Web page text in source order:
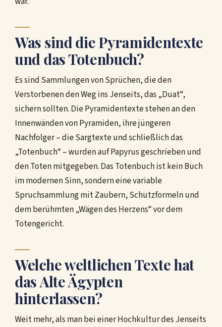
Was sind die Pyramidentexte
und das Totenbuch?
Es sind Sammlungen von Sprüchen, die den
Verstorbenen den Weg ins Jenseits, das „Duat“,
sichern sollten. Die Pyramidentexte stehen an den
Innenwänden von Pyramiden, ihre jüngeren
Nachfolger – die Sargtexte und schließlich das
„Totenbuch“ – wurden auf Papyrus geschrieben und
den Toten mitgegeben. Das Totenbuch ist kein Buch
im modernen Sinn, sondern eine variable
Spruchsammlung mit Zaubern, Schutzformeln und
dem berühmten „Wägen des Herzens“ vor dem
Totengericht.
Welche weltlichen Texte hat
das Alte Ägypten
hinterlassen?
Weit mehr, als man bei einer Hochkultur des Jenseits